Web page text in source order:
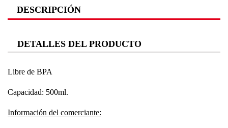
DESCRIPCIÓN
DETALLES DEL PRODUCTO
Libre de BPA
Capacidad: 500ml.
Información del comerciante: